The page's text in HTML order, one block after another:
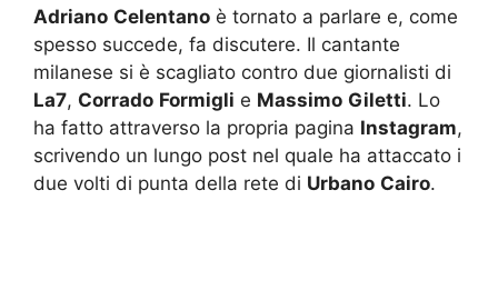
Adriano Celentano è tornato a parlare e, come
spesso succede, fa discutere. Il cantante
milanese si è scagliato contro due giornalisti di
La7, Corrado Formigli e Massimo Giletti. Lo
ha fatto attraverso la propria pagina Instagram,
scrivendo un lungo post nel quale ha attaccato i
due volti di punta della rete di Urbano Cairo.